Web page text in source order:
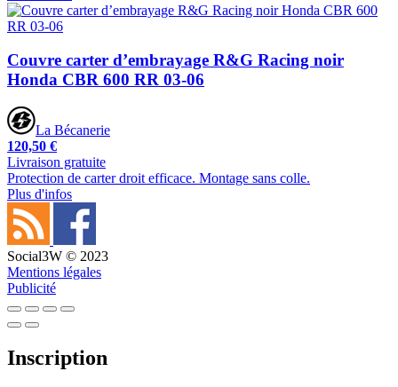
Couvre carter d’embrayage R&G Racing noir
Honda CBR 600 RR 03-06
La Bécanerie
120,50 €
Livraison gratuite
Protection de carter droit efficace. Montage sans colle.
Plus d'infos
Social3W © 2023
Mentions légales
Publicité
Inscription